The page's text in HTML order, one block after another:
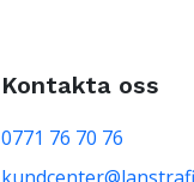
Kontakta oss
0771 76 70 76